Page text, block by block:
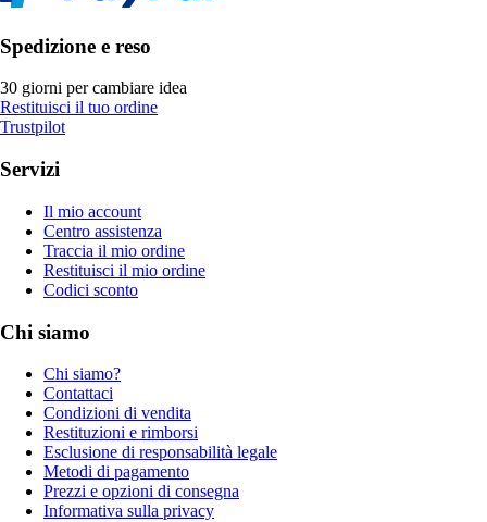
Spedizione e reso
30 giorni per cambiare idea
Restituisci il tuo ordine
Trustpilot
Servizi
Il mio account
Centro assistenza
Traccia il mio ordine
Restituisci il mio ordine
Codici sconto
Chi siamo
Chi siamo?
Contattaci
Condizioni di vendita
Restituzioni e rimborsi
Esclusione di responsabilità legale
Metodi di pagamento
Prezzi e opzioni di consegna
Informativa sulla privacy